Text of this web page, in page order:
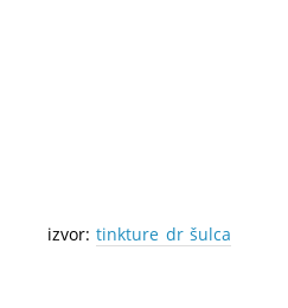
izvor:tinkture dr šulca